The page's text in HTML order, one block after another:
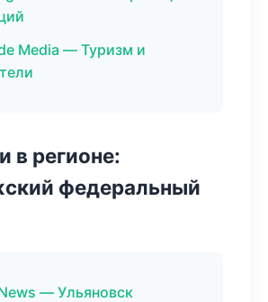
Media — Туризм и
в регионе:
федеральный
— Ульяновск